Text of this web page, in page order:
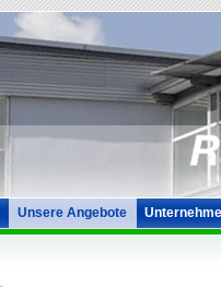
Unsere Angebote